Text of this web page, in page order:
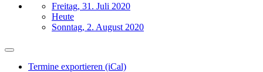
Freitag, 31. Juli 2020
Heute
Sonntag, 2. August 2020
Termine exportieren (iCal)